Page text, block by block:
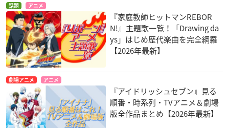
話題 アニメ
『家庭教師ヒットマンREBOR
N!』主題歌一覧！「Drawing da
ys」はじめ歴代楽曲を完全網羅
【2026年最新】
劇場アニメ アニメ
『アイドリッシュセブン』見る
順番・時系列・TVアニメ＆劇場
版全作品まとめ【2026年最新】